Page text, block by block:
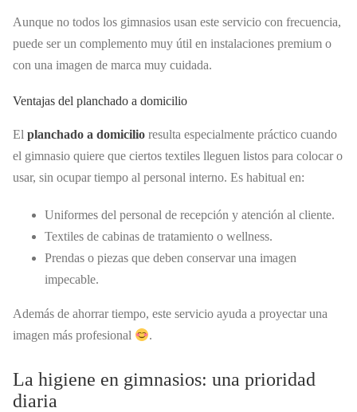
Aunque no todos los gimnasios usan este servicio con frecuencia,
puede ser un complemento muy útil en instalaciones premium o
con una imagen de marca muy cuidada.
Ventajas del planchado a domicilio
El planchado a domicilio resulta especialmente práctico cuando
el gimnasio quiere que ciertos textiles lleguen listos para colocar o
usar, sin ocupar tiempo al personal interno. Es habitual en:
Uniformes del personal de recepción y atención al cliente.
Textiles de cabinas de tratamiento o wellness.
Prendas o piezas que deben conservar una imagen
impecable.
Además de ahorrar tiempo, este servicio ayuda a proyectar una
imagen más profesional
.
La higiene en gimnasios: una prioridad
diaria